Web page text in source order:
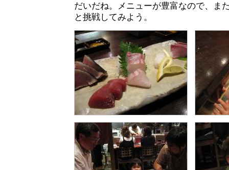
だいだね。メニューが豊富なので、ま
と挑戦してみよう。